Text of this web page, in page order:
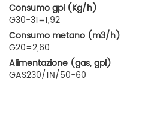
Consumo gpl (Kg/h)
G30-31=1,92
Consumo metano (m3/h)
G20=2,60
Alimentazione (gas, gpl)
GAS230/1N/50-60